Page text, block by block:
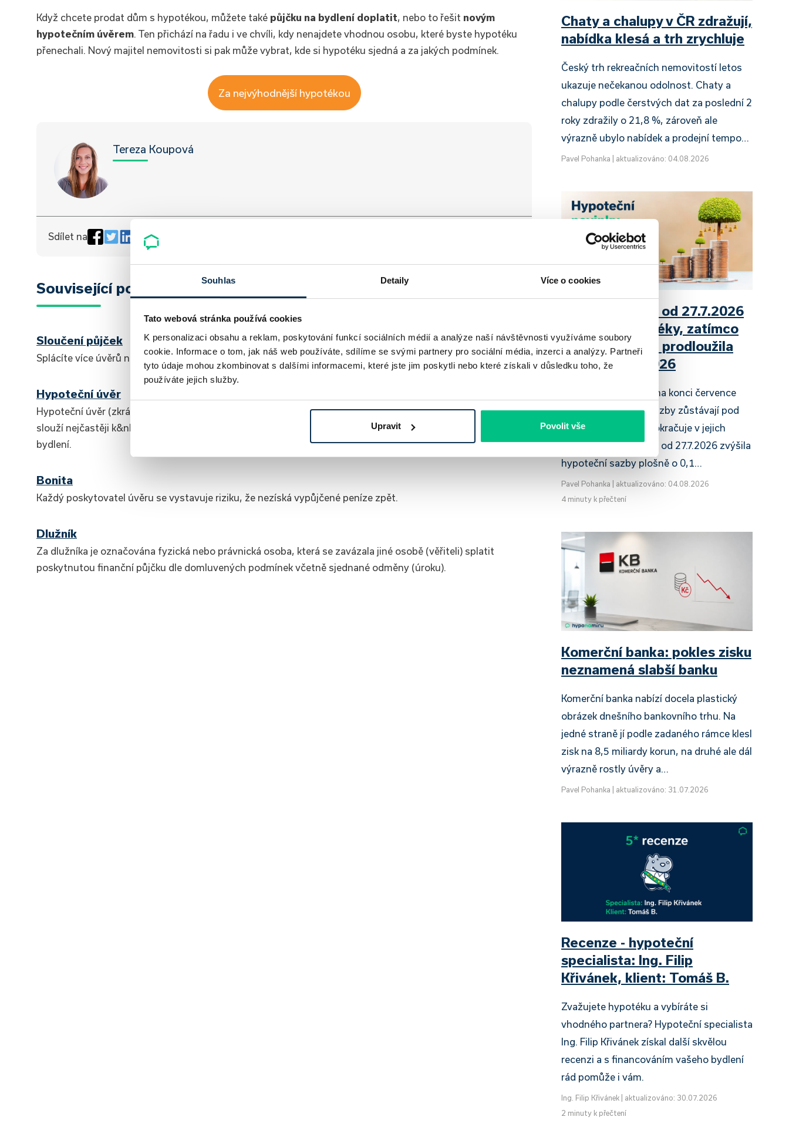
Souhlas Detaily Více o cookies
Tato webová stránka používá cookies
K personalizaci obsahu a reklam, poskytování funkcí sociálních médií a analýze naší návštěvnosti využíváme soubory
cookie. Informace o tom, jak náš web používáte, sdílíme se svými partnery pro sociální média, inzerci a analýzy. Partneři
tyto údaje mohou zkombinovat s dalšími informacemi, které jste jim poskytli nebo které získali v důsledku toho, že
používáte jejich služby.
Upravit Povolit vše
Když chcete prodat dům s hypotékou, můžete také půjčku na bydlení doplatit, nebo to řešit novým
hypotečním úvěrem. Ten přichází na řadu i ve chvíli, kdy nenajdete vhodnou osobu, které byste hypotéku
přenechali. Nový majitel nemovitosti si pak může vybrat, kde si hypotéku sjedná a za jakých podmínek.
Za nejvýhodnější hypotékou
Tereza Koupová
Sdílet na
Související pojmy
Sloučení půjček
Splácíte více úvěrů najednou? Pokud ano, doporučujeme tyto úvěry sloučit do jednoho závazku.
Hypoteční úvěr
Hypoteční úvěr (zkráceně hypotéka) je bankovní úvěr zajištěný zástavním právem k&nbsp;nemovitosti, který
slouží nejčastěji k&nbsp;financování nákupu, výstavby či rekonstrukce nemovitosti určené k&nbsp;vlastnímu
bydlení.
Bonita
Každý poskytovatel úvěru se vystavuje riziku, že nezíská vypůjčené peníze zpět.
Dlužník
Za dlužníka je označována fyzická nebo právnická osoba, která se zavázala jiné osobě (věřiteli) splatit
poskytnutou finanční půjčku dle domluvených podmínek včetně sjednané odměny (úroku).
Chaty a chalupy v ČR zdražují,
nabídka klesá a trh zrychluje
Český trh rekreačních nemovitostí letos
ukazuje nečekanou odolnost. Chaty a
chalupy podle čerstvých dat za poslední 2
roky zdražily o 21,8 %, zároveň ale
výrazně ubylo nabídek a prodejní tempo…
Pavel Pohanka aktualizováno: 04.08.2026
UniCredit Bank od 27.7.2026
zdražuje hypotéky, zatímco
Raiffeisenbank prodloužila
slevu do 6.9.2026
Český hypoteční trh na konci července
2026 potvrzuje, že sazby zůstávají pod
tlakem a část bank pokračuje v jejich
růstu. UniCredit Bank od 27.7.2026 zvýšila
hypoteční sazby plošně o 0,1…
Pavel Pohanka
aktualizováno: 04.08.2026
4 minuty k přečtení
Komerční banka: pokles zisku
neznamená slabší banku
Komerční banka nabízí docela plastický
obrázek dnešního bankovního trhu. Na
jedné straně jí podle zadaného rámce klesl
zisk na 8,5 miliardy korun, na druhé ale dál
výrazně rostly úvěry a…
Pavel Pohanka aktualizováno: 31.07.2026
Recenze - hypoteční
specialista: Ing. Filip
Křivánek, klient: Tomáš B.
Zvažujete hypotéku a vybíráte si
vhodného partnera? Hypoteční specialista
Ing. Filip Křivánek získal další skvělou
recenzi a s financováním vašeho bydlení
rád pomůže i vám.
Ing. Filip Křivánek
aktualizováno: 30.07.2026
2 minuty k přečtení